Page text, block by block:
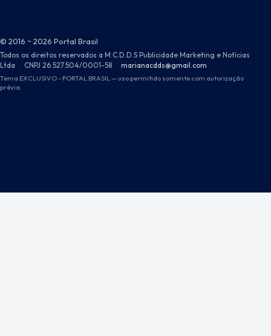
© 2016 ~ 2026 Portal Brasil
Todos os direitos reservados a M.C.D.D.S Publicidade Marketing e Notícias
Ltda · CNPJ 26.527.504/0001-58 · marianacdds@gmail.com
Tema EXCLUSIVO - PORTAL BRASIL — uso permitido somente com autorização
prévia.